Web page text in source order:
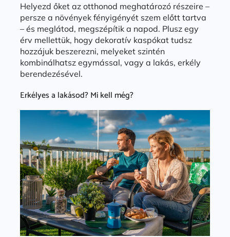
Helyezd őket az otthonod meghatározó részeire –
persze a növények fényigényét szem előtt tartva
– és meglátod, megszépítik a napod. Plusz egy
érv mellettük, hogy dekoratív kaspókat tudsz
hozzájuk beszerezni, melyeket szintén
kombinálhatsz egymással, vagy a lakás, erkély
berendezésével.
Erkélyes a lakásod? Mi kell még?